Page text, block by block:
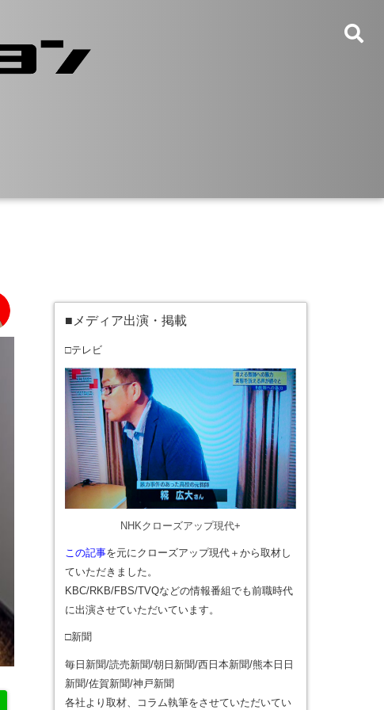
■メディア出演・掲載
□テレビ
NHKクローズアップ現代+
この記事を元にクローズアップ現代＋から取材し
ていただきました。
KBC/RKB/FBS/TVQなどの情報番組でも前職時代
に出演させていただいています。
□新聞
毎日新聞/読売新聞/朝日新聞/西日本新聞/熊本日日
新聞/佐賀新聞/神戸新聞
各社より取材、コラム執筆をさせていただいてい